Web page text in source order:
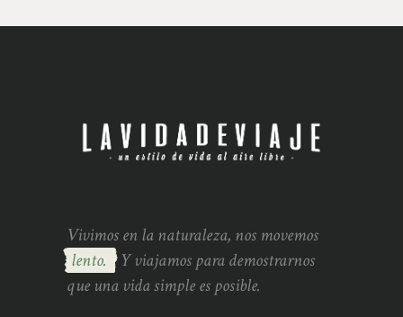
Vivimos en la naturaleza, nos movemos
lento. Y viajamos para demostrarnos
que una vida simple es posible.